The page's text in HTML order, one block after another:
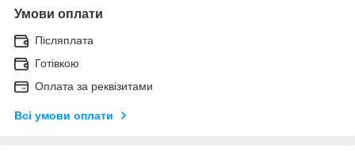
Умови оплати
Післяплата
Готівкою
Оплата за реквізитами
Всі умови оплати